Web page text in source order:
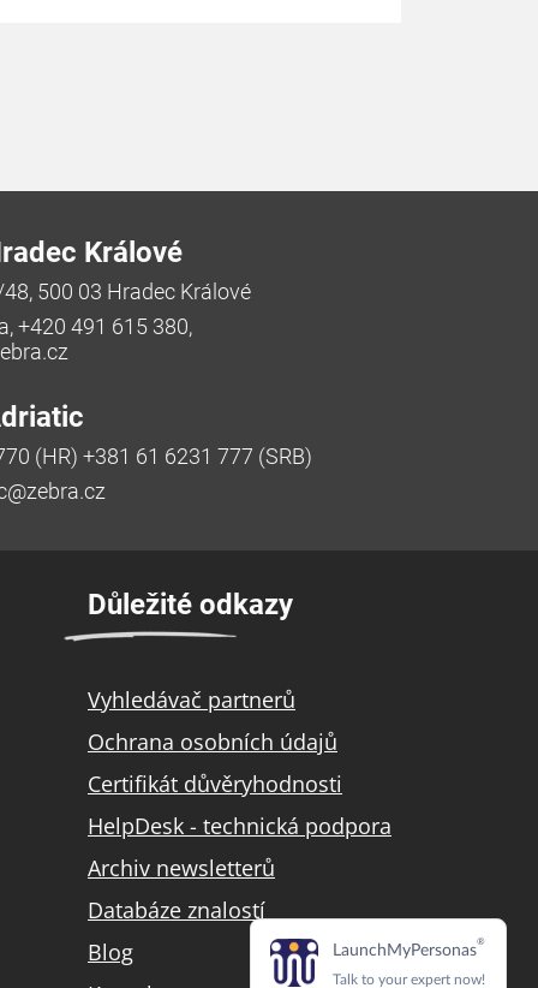
Králové
500 03 Hradec Králové
+420 491 615 380,
(HR) +381 61 6231 777 (SRB)
Důležité odkazy
Vyhledávač partnerů
Ochrana osobních údajů
Certifikát důvěryhodnosti
HelpDesk - technická podpora
Archiv newsletterů
Databáze znalostí
Blog